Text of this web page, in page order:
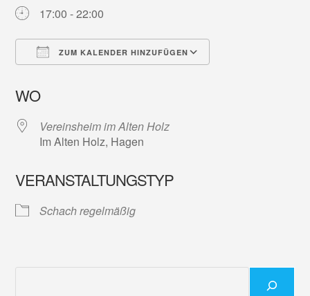
17:00 - 22:00
ZUM KALENDER HINZUFÜGEN
WO
Vereinsheim im Alten Holz
Im Alten Holz, Hagen
VERANSTALTUNGSTYP
Schach regelmäßig